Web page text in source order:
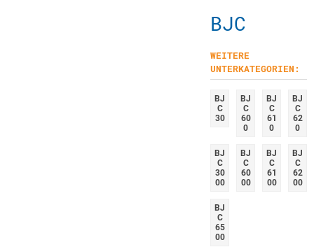
BJC
WEITERE
UNTERKATEGORIEN:
BJ
C
30
BJ
C
60
0
BJ
C
61
0
BJ
C
62
0
BJ
C
30
00
BJ
C
60
00
BJ
C
61
00
BJ
C
62
00
BJ
C
65
00